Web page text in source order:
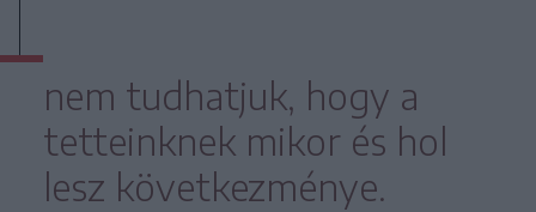
nem tudhatjuk, hogy a
tetteinknek mikor és hol
lesz következménye.